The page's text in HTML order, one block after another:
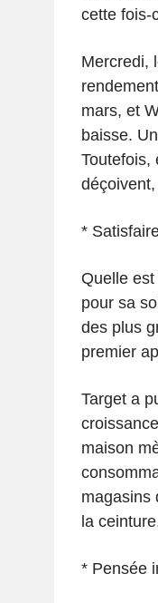
cette fois-
Mercredi,
mars, et
baisse.
Toutefois,
*
Quelle
pour sa
des plus
premier
Target a
maison
magasins
la
* Pensée